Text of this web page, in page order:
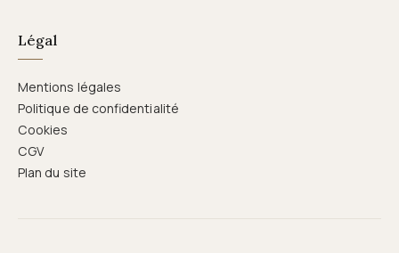
Légal
Mentions légales
Politique de confidentialité
Cookies
CGV
Plan du site